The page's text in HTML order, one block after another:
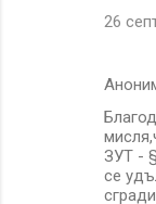
26
ЗУТ -
се